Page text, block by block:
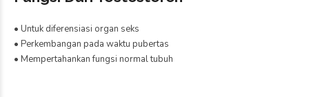
• Untuk diferensiasi organ seks
• Perkembangan pada waktu pubertas
• Mempertahankan fungsi normal tubuh